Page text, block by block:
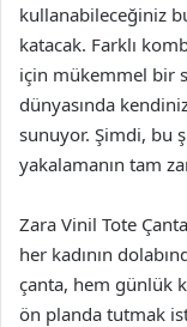
kullanabileceğiniz
katacak. Farklı
için mükemmel bir
dünyasında
sunuyor. Şimdi, bu
yakalamanın tam
Zara Vinil Tote
her kadının
çanta, hem günlük
ön planda tutmak